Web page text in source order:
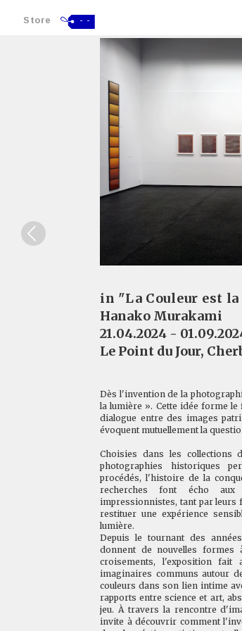
Store - -
in "La Couleur est
Hanako Murakami
21.04.2024 -
Le Point du Jour,
Dès l'invention de la
la lumière ». Cette idée forme
dialogue entre des images
évoquent mutuellement la
Choisies dans les collections
photographies historiques
procédés, l'histoire de la
recherches font écho aux
impressionnistes, tant par leurs
restituer une expérience
lumière.
Depuis le tournant des
donnent de nouvelles formes
croisements, l'exposition fait
imaginaires communs autour
couleurs dans son lien intime
rapports entre science et art,
jeu. À travers la rencontre
invite à découvrir comment